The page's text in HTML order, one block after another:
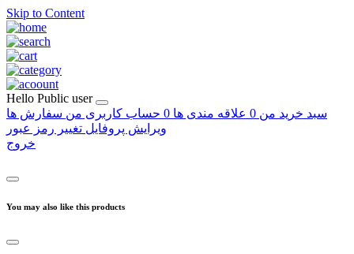
Skip to Content
Hello Public user
سبد خرید من 0 علاقه مندی ها 0 حساب کاربری من سفارش ها
ویرایش پروفایل تغییر رمز عبور
خروج
You may also like this products